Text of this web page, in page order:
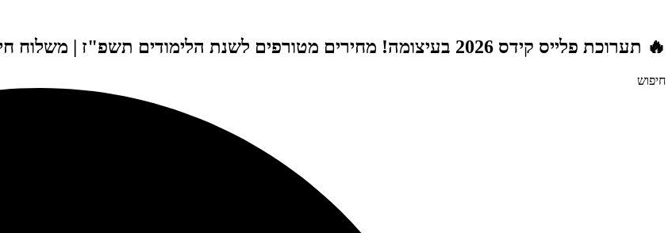
🔥 תערוכת פלייס קידס 2026 בעיצומה! מחירים מטורפים לשנת הלימודים תשפ"ז | משלוח חינם מעל 999 ₪ | מתנות מטורפות בכל רכישה! 🚚🎁
חיפוש